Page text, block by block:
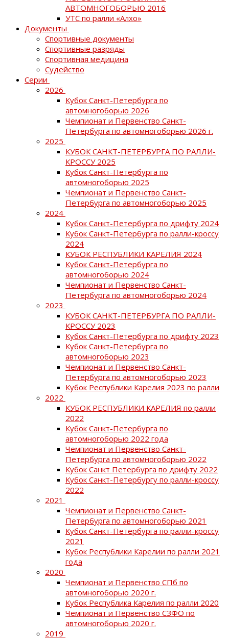
АВТОМНОГОБОРЬЮ 2016
УТС по ралли «Алхо»
Документы
Спортивные документы
Спортивные разряды
Спортивная медицина
Судейство
Серии
2026
Кубок Санкт-Петербурга по
автомногоборью 2026
Чемпионат и Первенство Санкт-
Петербурга по автомногоборью 2026 г.
2025
КУБОК САНКТ-ПЕТЕРБУРГА ПО РАЛЛИ-
КРОССУ 2025
Кубок Санкт-Петербурга по
автомногоборью 2025
Чемпионат и Первенство Санкт-
Петербурга по автомногоборью 2025
2024
Кубок Санкт-Петербурга по дрифту 2024
Кубок Санкт-Петербурга по ралли-кроссу
2024
КУБОК РЕСПУБЛИКИ КАРЕЛИЯ 2024
Кубок Санкт-Петербурга по
автомногоборью 2024
Чемпионат и Первенство Санкт-
Петербурга по автомногоборью 2024
2023
КУБОК САНКТ-ПЕТЕРБУРГА ПО РАЛЛИ-
КРОССУ 2023
Кубок Санкт-Петербурга по дрифту 2023
Кубок Санкт-Петербурга по
автомногоборью 2023
Чемпионат и Первенство Санкт-
Петербурга по автомногоборью 2023
Кубок Республики Карелия 2023 по ралли
2022
КУБОК РЕСПУБЛИКИ КАРЕЛИЯ по ралли
2022
Кубок Санкт-Петербурга по
автомногоборью 2022 года
Чемпионат и Первенство Санкт-
Петербурга по автомногоборью 2022
Кубок Санкт Петербурга по дрифту 2022
Кубок Санкт-Петербургу по ралли-кроссу
2022
2021
Чемпионат и Первенство Санкт-
Петербурга по автомногоборью 2021
Кубок Санкт-Петербурга по ралли-кроссу
2021
Кубок Республики Карелии по ралли 2021
года
2020
Чемпионат и Первенство СПб по
автомногоборью 2020 г.
Кубок Республика Карелия по ралли 2020
Чемпионат и Первенство СЗФО по
автомногоборью 2020 г.
2019